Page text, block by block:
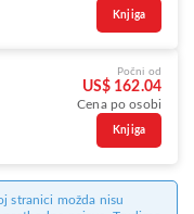
Knjiga
Počni od
US$ 162.04
Cena po osobi
Knjiga
stranici možda nisu